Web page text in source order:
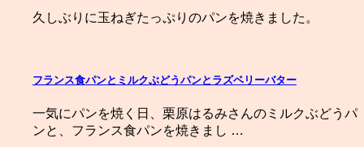
久しぶりに玉ねぎたっぷりのパンを焼きました。
フランス食パンとミルクぶどうパンとラズベリーバター
一気にパンを焼く日、栗原はるみさんのミルクぶどうパ
ンと、フランス食パンを焼きまし …